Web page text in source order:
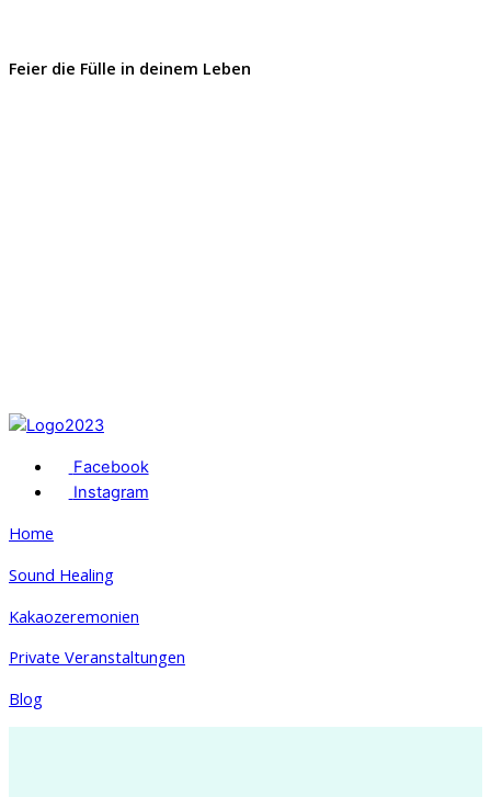
Feier die Fülle in deinem Leben
Facebook
Instagram
Home
Sound Healing
Kakaozeremonien
Private Veranstaltungen
Blog